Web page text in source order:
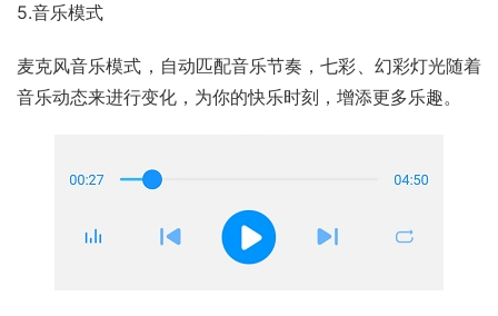
5.音乐模式
麦克风音乐模式，自动匹配音乐节奏，七彩、幻彩灯光随着
音乐动态来进行变化，为你的快乐时刻，增添更多乐趣。